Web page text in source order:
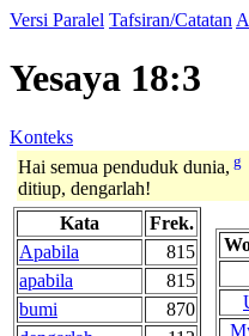
Versi Paralel Tafsiran/Catatan
Yesaya 18:3
Konteks
Hai semua penduduk dunia, g
ditiup, dengarlah!
Kata
Frek.
Apabila
815
apabila
815
bumi
870